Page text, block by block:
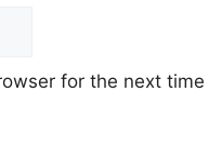
for the next time